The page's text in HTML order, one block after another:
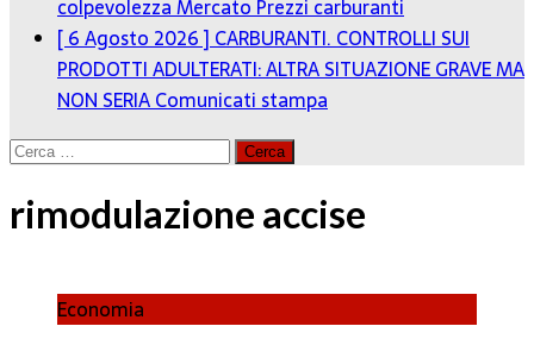
colpevolezzaMercato Prezzi carburanti
[ 6 Agosto 2026 ] CARBURANTI. CONTROLLI SUI
PRODOTTI ADULTERATI: ALTRA SITUAZIONE GRAVE MA
NON SERIAComunicati stampa
Ricerca
rimodulazione accise
Economia